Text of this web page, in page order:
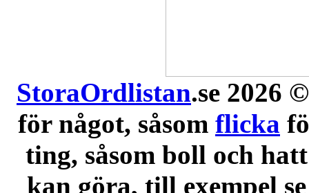
StoraOrdlistan.se 2026
för något, såsom flicka
ting, såsom boll och
kan göra, till exempel